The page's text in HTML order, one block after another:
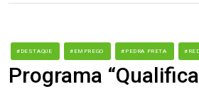
#DESTAQUE #EMPREGO #PEDRA PRETA
Programa